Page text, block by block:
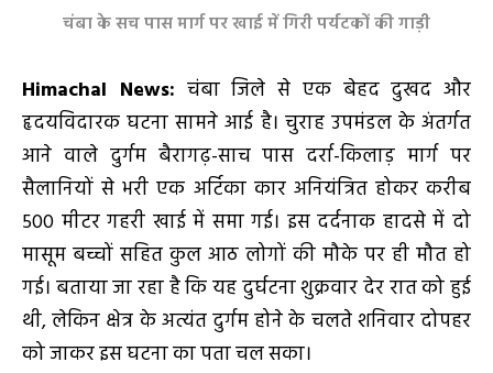
चंबा के सच पास मार्ग पर खाई में गिरी पर्यटकों की गाड़ी
Himachal News: चंबा जिले से एक बेहद दुखद और
हृदयविदारक घटना सामने आई है। चुराह उपमंडल के अंतर्गत
आने वाले दुर्गम बैरागढ़-साच पास दर्रा-किलाड़ मार्ग पर
सैलानियों से भरी एक अर्टिका कार अनियंत्रित होकर करीब
500 मीटर गहरी खाई में समा गई। इस दर्दनाक हादसे में दो
मासूम बच्चों सहित कुल आठ लोगों की मौके पर ही मौत हो
गई। बताया जा रहा है कि यह दुर्घटना शुक्रवार देर रात को हुई
थी, लेकिन क्षेत्र के अत्यंत दुर्गम होने के चलते शनिवार दोपहर
को जाकर इस घटना का पता चल सका।